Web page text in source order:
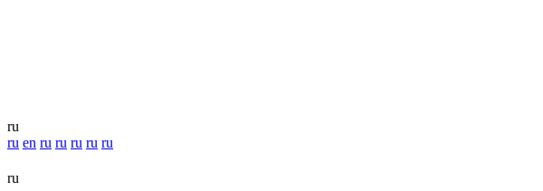
ru
ru en ru ru ru ru ru
ru